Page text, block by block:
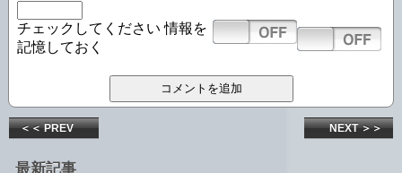
チェックしてください 情報を
記憶しておく
＜＜ PREV NEXT ＞＞
最新記事